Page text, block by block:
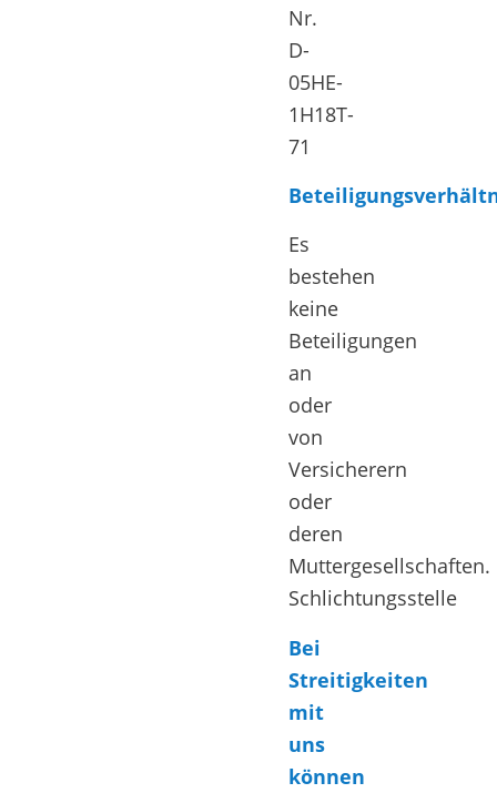
Nr.
D-
05HE-
1H18T-
71
Es
bestehen
keine
Beteiligungen
an
oder
von
Versicherern
oder
deren
Muttergesellschaften.
Schlichtungsstelle
Bei
Streitigkeiten
mit
uns
können